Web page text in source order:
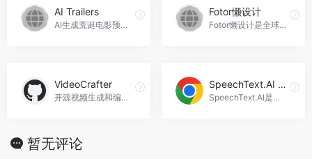
AI Trailers
AI生成荒诞电影预告片，AI Trailers官网入口网址
Fotor懒设计
Fotor懒设计是全球最受欢迎的在线图片制作神器、平面设计工具和在线平面设计软件之一,提供海量海报,PPT,邀请函,banner,名片,logo等免费设计素材和模板,可在线一键稿定设计印刷,并能在线图片编辑、照片编辑，Fotor懒设计官网入口网址
VideoCrafter
开源视频生成和编辑工具箱，VideoCrafter官网入口网址
SpeechText.AI for Chrome
SpeechText.AI是一款强大的语音转文字工具，可以帮助用户快速将音频和视频文件转换为准确的文字和字幕。无需手动转录，节省时间提高效率，SpeechText.AI for Chrome官网入口网址
暂无评论